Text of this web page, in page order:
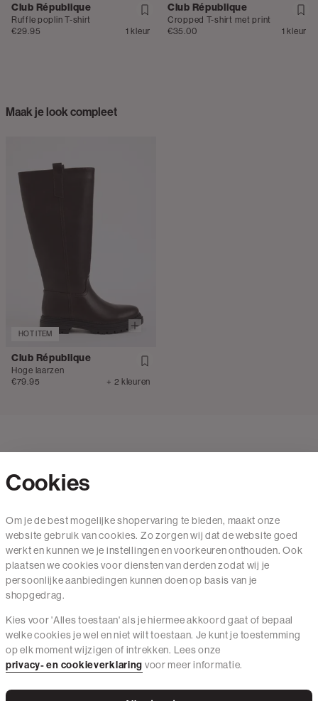
Club République
Ruffle poplin T-shirt
€29.95
1 kleur
Club République
Cropped T-shirt met print
€35.00
1 kleur
Maak je look compleet
HOT ITEM
Club République
Hoge laarzen
€79.95
+ 2 kleuren
Mail ons
020 - 3412 650
Van maandag t/m vrijdag van 8.30 uur tot 18.00 uur.
Service
Wij zijn The Sting
Cookies
Om je de best mogelijke shopervaring te bieden, maakt onze
website gebruik van cookies. Zo zorgen wij dat de website goed
werkt en kunnen we je instellingen en voorkeuren onthouden. Ook
plaatsen we cookies voor diensten van derden zodat wij je
persoonlijke aanbiedingen kunnen doen op basis van je
shopgedrag.
Kies voor 'Alles toestaan' als je hiermee akkoord gaat of bepaal
welke cookies je wel en niet wilt toestaan. Je kunt je toestemming
op elk moment wijzigen of intrekken. Lees onze
privacy- en cookieverklaring voor meer informatie.